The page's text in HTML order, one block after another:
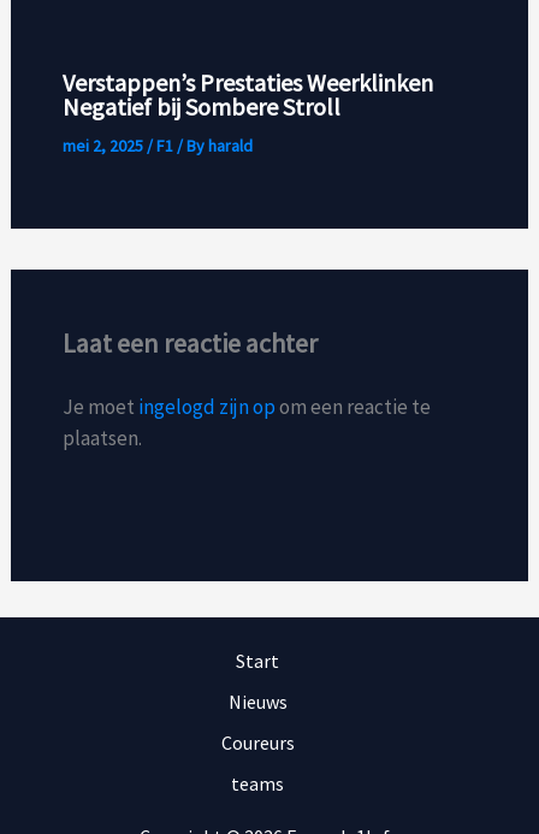
Verstappen’s Prestaties Weerklinken
Negatief bij Sombere Stroll
mei 2, 2025/F1/ Byharald
Laat een reactie achter
Je moet ingelogd zijn opom een reactie te
plaatsen.
Start
Nieuws
Coureurs
teams